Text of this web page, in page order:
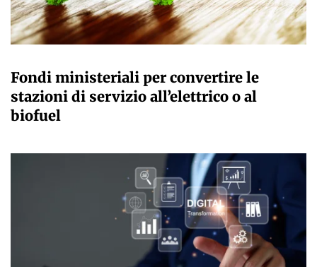
Fondi ministeriali per convertire le
stazioni di servizio all’elettrico o al
biofuel